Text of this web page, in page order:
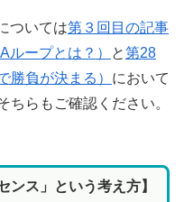
ついては第３回目の記事
ループとは？）
と第28
勝負が決まる） において
ちらもご確認ください。
ンス」という考え方】